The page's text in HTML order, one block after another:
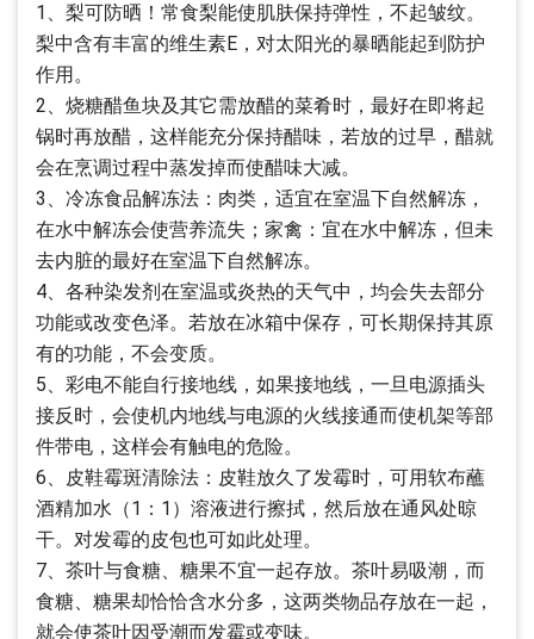
1、梨可防晒！常食梨能使肌肤保持弹性，不起皱纹。
梨中含有丰富的维生素E，对太阳光的暴晒能起到防护
作用。
2、烧糖醋鱼块及其它需放醋的菜肴时，最好在即将起
锅时再放醋，这样能充分保持醋味，若放的过早，醋就
会在烹调过程中蒸发掉而使醋味大减。
3、冷冻食品解冻法：肉类，适宜在室温下自然解冻，
在水中解冻会使营养流失；家禽：宜在水中解冻，但未
去内脏的最好在室温下自然解冻。
4、各种染发剂在室温或炎热的天气中，均会失去部分
功能或改变色泽。若放在冰箱中保存，可长期保持其原
有的功能，不会变质。
5、彩电不能自行接地线，如果接地线，一旦电源插头
接反时，会使机内地线与电源的火线接通而使机架等部
件带电，这样会有触电的危险。
6、皮鞋霉斑清除法：皮鞋放久了发霉时，可用软布蘸
酒精加水（1：1）溶液进行擦拭，然后放在通风处晾
干。对发霉的皮包也可如此处理。
7、茶叶与食糖、糖果不宜一起存放。茶叶易吸潮，而
食糖、糖果却恰恰含水分多，这两类物品存放在一起，
就会使茶叶因受潮而发霉或变味。